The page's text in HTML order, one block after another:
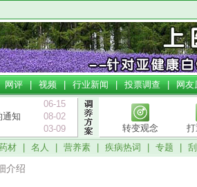
网评|视频|行业新闻|投票调查|网友
06-15
通知
08-02
03-09 转变观念
材 名人 营养素 疾病热词 专题
介绍